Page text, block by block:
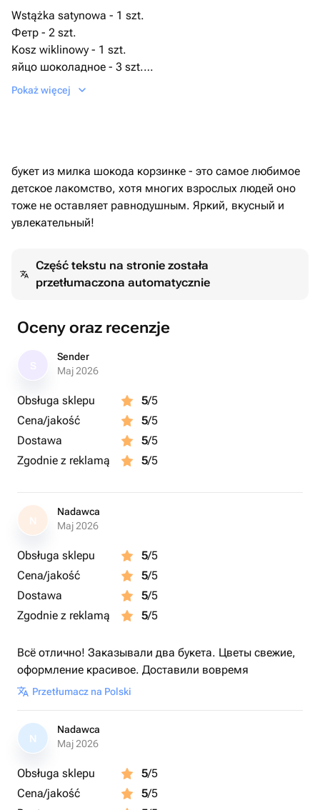
Wstążka satynowa - 1 szt.
Фетр - 2 szt.
Kosz wiklinowy - 1 szt.
яйцо шоколадное - 3 szt.
милка печенье - 1 szt.
Pokaż więcej
букет из милка шокода корзинке - это самое любимое
детское лакомство, хотя многих взрослых людей оно
тоже не оставляет равнодушным. Яркий, вкусный и
увлекательный!
Część tekstu na stronie została
przetłumaczona automatycznie
Oceny oraz recenzje
Sender
Maj 2026
Obsługa sklepu 5/5
Cena/jakość
5/5
Dostawa
5/5
Zgodnie z reklamą
5/5
N
Nadawca
Maj 2026
Obsługa sklepu 5/5
Cena/jakość
5/5
Dostawa
5/5
Zgodnie z reklamą
5/5
Всё отлично! Заказывали два букета. Цветы свежие,
оформление красивое. Доставили вовремя
Przetłumacz na Polski
N
Nadawca
Maj 2026
Obsługa sklepu 5/5
Cena/jakość
5/5